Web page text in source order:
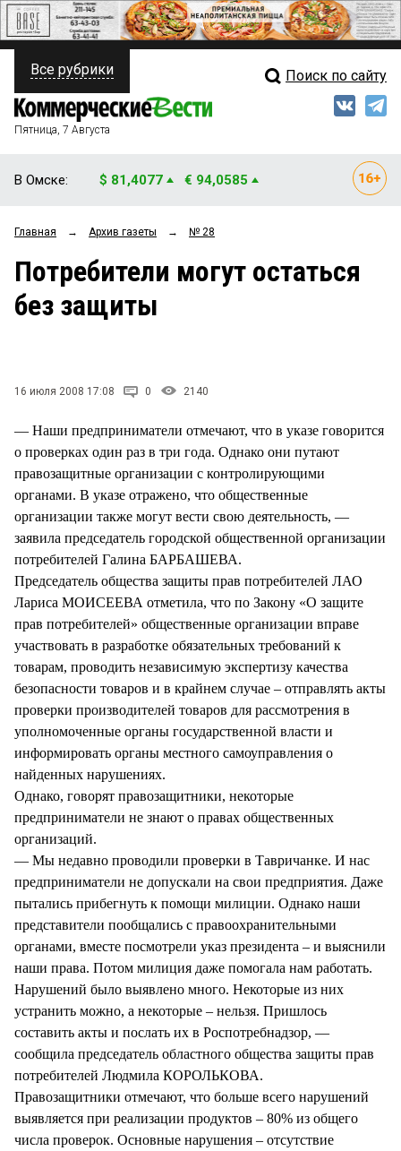
ПОЛИТИКА
ФИНАНСЫ
ОБЩЕСТВО
ЗАКОН
НОВОСТИ КОМПАНИЙ
Свежий выпуск
Рейтинги
Все рубрики Поиск по сайту
Пятница, 7 Августа
В Омске: $ 81,4077 € 94,0585
Главная → Архив газеты → № 28
Потребители могут остаться
без защиты
16 июля 2008 17:08 0 2140
— Наши предприниматели отмечают, что в указе говорится
о проверках один раз в три года. Однако они путают
правозащитные организации с контролирующими
органами. В указе отражено, что общественные
организации также могут вести свою деятельность, —
заявила председатель городской общественной организации
потребителей Галина БАРБАШЕВА.
Председатель общества защиты прав потребителей ЛАО
Лариса МОИСЕЕВА отметила, что по Закону «О защите
прав потребителей» общественные организации вправе
участвовать в разработке обязательных требований к
товарам, проводить независимую экспертизу качества
безопасности товаров и в крайнем случае – отправлять акты
проверки производителей товаров для рассмотрения в
уполномоченные органы государственной власти и
информировать органы местного самоуправления о
найденных нарушениях.
Однако, говорят правозащитники, некоторые
предприниматели не знают о правах общественных
организаций.
— Мы недавно проводили проверки в Тавричанке. И нас
предприниматели не допускали на свои предприятия. Даже
пытались прибегнуть к помощи милиции. Однако наши
представители пообщались с правоохранительными
органами, вместе посмотрели указ президента – и выяснили
наши права. Потом милиция даже помогала нам работать.
Нарушений было выявлено много. Некоторые из них
устранить можно, а некоторые – нельзя. Пришлось
составить акты и послать их в Роспотребнадзор, —
сообщила председатель областного общества защиты прав
потребителей Людмила КОРОЛЬКОВА.
Правозащитники отмечают, что больше всего нарушений
выявляется при реализации продуктов – 80% из общего
числа проверок. Основные нарушения – отсутствие